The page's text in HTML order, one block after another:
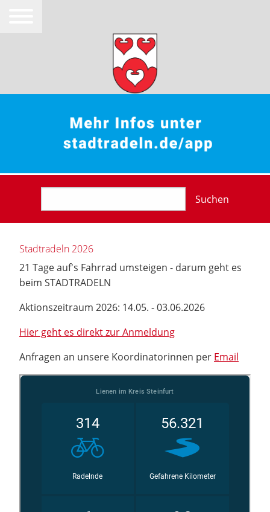
Suchen
Stadtradeln 2026
21 Tage auf's Fahrrad umsteigen - darum geht es
beim STADTRADELN
Aktionszeitraum 2026: 14.05. - 03.06.2026
Hier geht es direkt zur Anmeldung
Anfragen an unsere Koordinatorinnen per Email